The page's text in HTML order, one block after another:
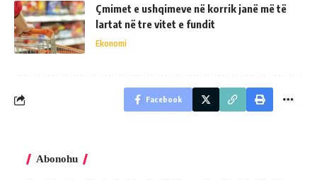
Çmimet e ushqimeve në korrik janë më të
lartat në tre vitet e fundit
Ekonomi
Facebook
Abonohu